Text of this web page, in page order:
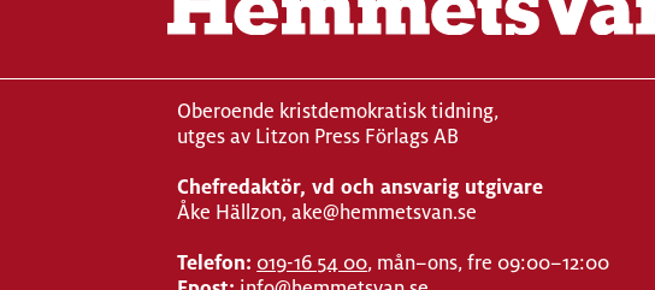
Oberoende kristdemokratisk tidning,
utges av Litzon Press Förlags AB
Chefredaktör, vd och ansvarig utgivare
Åke Hällzon, ake@hemmetsvan.se
Telefon: 019-16 54 00, mån–ons, fre 09:00–12:00